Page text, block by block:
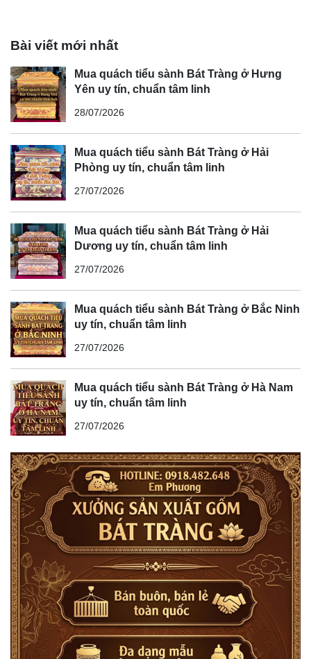
Bài viết mới nhất
Mua quách tiểu sành Bát Tràng ở Hưng
Yên uy tín, chuẩn tâm linh
28/07/2026
Mua quách tiểu sành Bát Tràng ở Hải
Phòng uy tín, chuẩn tâm linh
27/07/2026
Mua quách tiểu sành Bát Tràng ở Hải
Dương uy tín, chuẩn tâm linh
27/07/2026
Mua quách tiểu sành Bát Tràng ở Bắc Ninh
uy tín, chuẩn tâm linh
27/07/2026
Mua quách tiểu sành Bát Tràng ở Hà Nam
uy tín, chuẩn tâm linh
27/07/2026